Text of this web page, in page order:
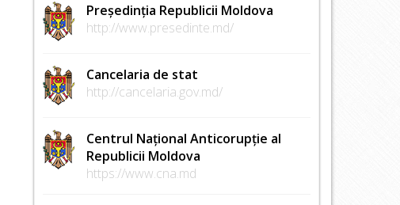
Președinția Republicii Moldova
http://www.presedinte.md/
Cancelaria de stat
http://cancelaria.gov.md/
Centrul Național Anticorupție al
Republicii Moldova
https://www.cna.md